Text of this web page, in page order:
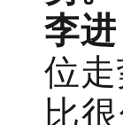
李
位
比